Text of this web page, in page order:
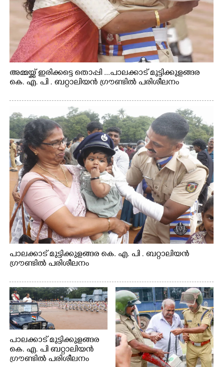
അമ്മയ്ക്ക് ഇരിക്കട്ടെ തൊപ്പി ...പാലക്കാട് മുട്ടിക്കുളങ്ങര
കെ. എ. പി . ബറ്റാലിയൻ ഗ്രൗണ്ടിൽ പരിശീലനം
പാലക്കാട് മുട്ടിക്കുളങ്ങര കെ. എ. പി . ബറ്റാലിയൻ
ഗ്രൗണ്ടിൽ പരിശീലനം
പാലക്കാട് മുട്ടിക്കുളങ്ങര
കെ. എ. പി ബറ്റാലിയൻ
ഗ്രൗണ്ടിൽ പരിശീലനം